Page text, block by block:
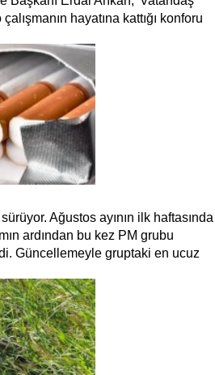
hayatına kattığı konforu
Arıkan, bu sezon yaklaşık 40
belirtti.
Ağustos ayının ilk haftasında
ardından bu kez PM grubu
Güncellemeyle gruptaki en ucuz